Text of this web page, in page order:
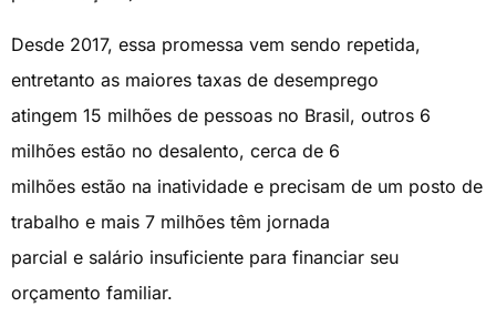
Desde 2017, essa promessa vem sendo repetida,
entretanto as maiores taxas de desemprego
atingem 15 milhões de pessoas no Brasil, outros 6
milhões estão no desalento, cerca de 6
milhões estão na inatividade e precisam de um posto de
trabalho e mais 7 milhões têm jornada
parcial e salário insuficiente para financiar seu
orçamento familiar.